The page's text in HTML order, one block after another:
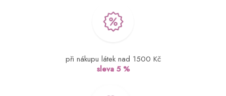
při nákupu látek nad 1500 Kč
sleva 5 %